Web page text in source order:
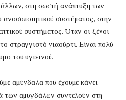
άλλων, στη σωστή ανάπτυξη των
ανοσοποιητικού συστήματος, στην
συστήματος. Όταν οι ξένοι
στραγγιστό γιαούρτι. Είναι πολύ
του υγιεινού.
αμύγδαλα που έχουμε κάνει
των αμυγδάλων συντελούν στη